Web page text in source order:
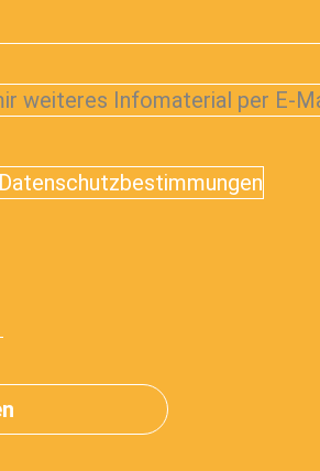
weiteres Infomaterial per E-
Datenschutzbestimmungen